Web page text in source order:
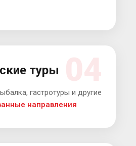
туры
гастротуры и другие
направления